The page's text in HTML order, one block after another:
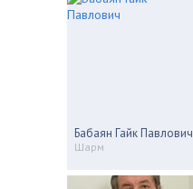
Бабаян Гайк Павлович
Шарм